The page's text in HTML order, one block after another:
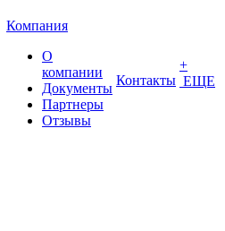
Компания
О
компании
Документы
Партнеры
Отзывы
Контакты
+
ЕЩЕ